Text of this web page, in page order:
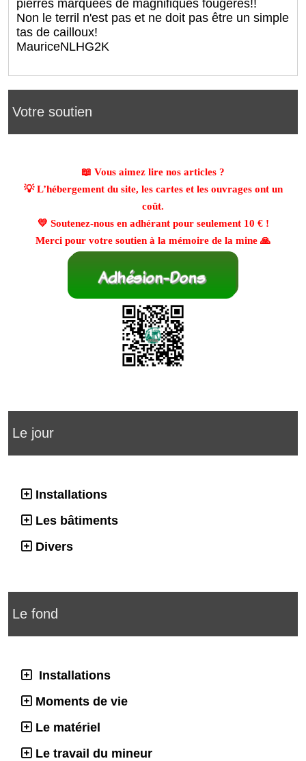
Votre soutien
📖 Vous aimez lire nos articles ?
💡 L’hébergement du site, les cartes et les ouvrages ont un
coût.
💛 Soutenez-nous en adhérant pour seulement 10 €!
Merci pour votre soutien à la mémoire de la mine 🙏
Le jour
Installations
Les bâtiments
Divers
Le fond
Installations
Moments de vie
Le matériel
Le travail du mineur
pierres marquées de magnifiques fougères!!
Non le terril n'est pas et ne doit pas être un simple
tas de cailloux!
MauriceNLHG2K